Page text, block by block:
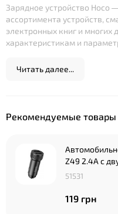
Зарядное устройство Hoco
ассортимента устройств,
электронных книг и многих
характеристикам и
Читать далее...
Рекомендуемые товары
Z49 2.4A с
51531
119 грн